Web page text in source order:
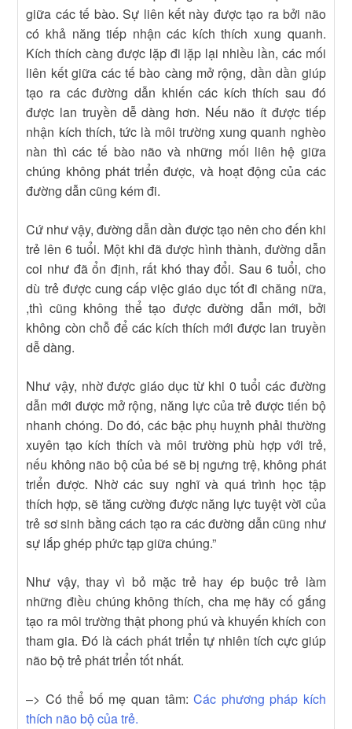
giữa các tế bào. Sự liên kết này được tạo ra bởi não
có khả năng tiếp nhận các kích thích xung quanh.
Kích thích càng được lặp đi lặp lại nhiều lần, các mối
liên kết giữa các tế bào càng mở rộng, dần dần giúp
tạo ra các đường dẫn khiến các kích thích sau đó
được lan truyền dễ dàng hơn. Nếu não ít được tiếp
nhận kích thích, tức là môi trường xung quanh nghèo
nàn thì các tế bào não và những mối liên hệ giữa
chúng không phát triển được, và hoạt động của các
đường dẫn cũng kém đi.
Cứ như vậy, đường dẫn dần được tạo nên cho đến khi
trẻ lên 6 tuổi. Một khi đã được hình thành, đường dẫn
coi như đã ổn định, rất khó thay đổi. Sau 6 tuổi, cho
dù trẻ được cung cấp việc giáo dục tốt đi chăng nữa,
,thì cũng không thể tạo được đường dẫn mới, bởi
không còn chỗ để các kích thích mới được lan truyền
dễ dàng.
Như vậy, nhờ được giáo dục từ khi 0 tuổi các đường
dẫn mới được mở rộng, năng lực của trẻ được tiến bộ
nhanh chóng. Do đó, các bậc phụ huỵnh phải thường
xuyên tạo kích thích và môi trường phù hợp với trẻ,
nếu không não bộ của bé sẽ bị ngưng trệ, không phát
triển được. Nhờ các suy nghĩ và quá trình học tập
thích hợp, sẽ tăng cường được năng lực tuyệt vời của
trẻ sơ sinh bằng cách tạo ra các đường dẫn cũng như
sự lắp ghép phức tạp giữa chúng.”
Như vậy, thay vì bỏ mặc trẻ hay ép buộc trẻ làm
những điều chúng không thích, cha mẹ hãy cố gắng
tạo ra môi trường thật phong phú và khuyến khích con
tham gia. Đó là cách phát triển tự nhiên tích cực giúp
não bộ trẻ phát triển tốt nhất.
–> Có thể bố mẹ quan tâm:Các phương pháp kích
thích não bộ của trẻ.